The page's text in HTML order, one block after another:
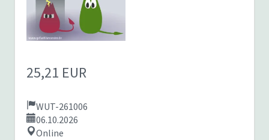
25,21 EUR
WUT-261006
06.10.2026
Online